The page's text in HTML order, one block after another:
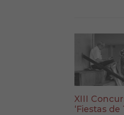
XIII
‘Fiestas de